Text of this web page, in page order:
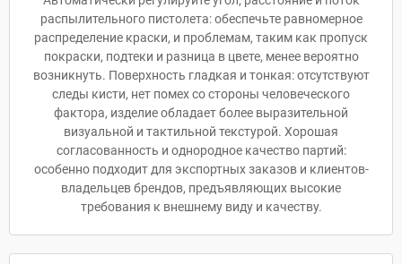
распылительного пистолета: обеспечьте равномерное
распределение краски, и проблемам, таким как пропуск
покраски, подтеки и разница в цвете, менее вероятно
возникнуть. Поверхность гладкая и тонкая: отсутствуют
следы кисти, нет помех со стороны человеческого
фактора, изделие обладает более выразительной
визуальной и тактильной текстурой. Хорошая
согласованность и однородное качество партий:
особенно подходит для экспортных заказов и клиентов-
владельцев брендов, предъявляющих высокие
требования к внешнему виду и качеству.